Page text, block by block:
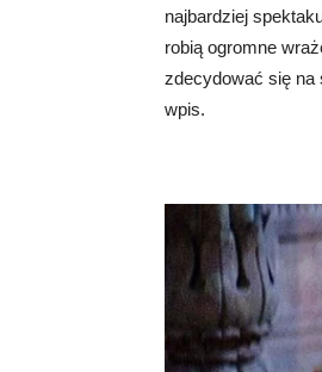
najbardziej
robią ogromne
zdecydować się na
wpis.